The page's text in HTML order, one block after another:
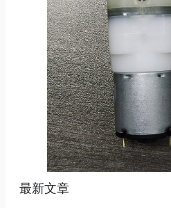
最新文章